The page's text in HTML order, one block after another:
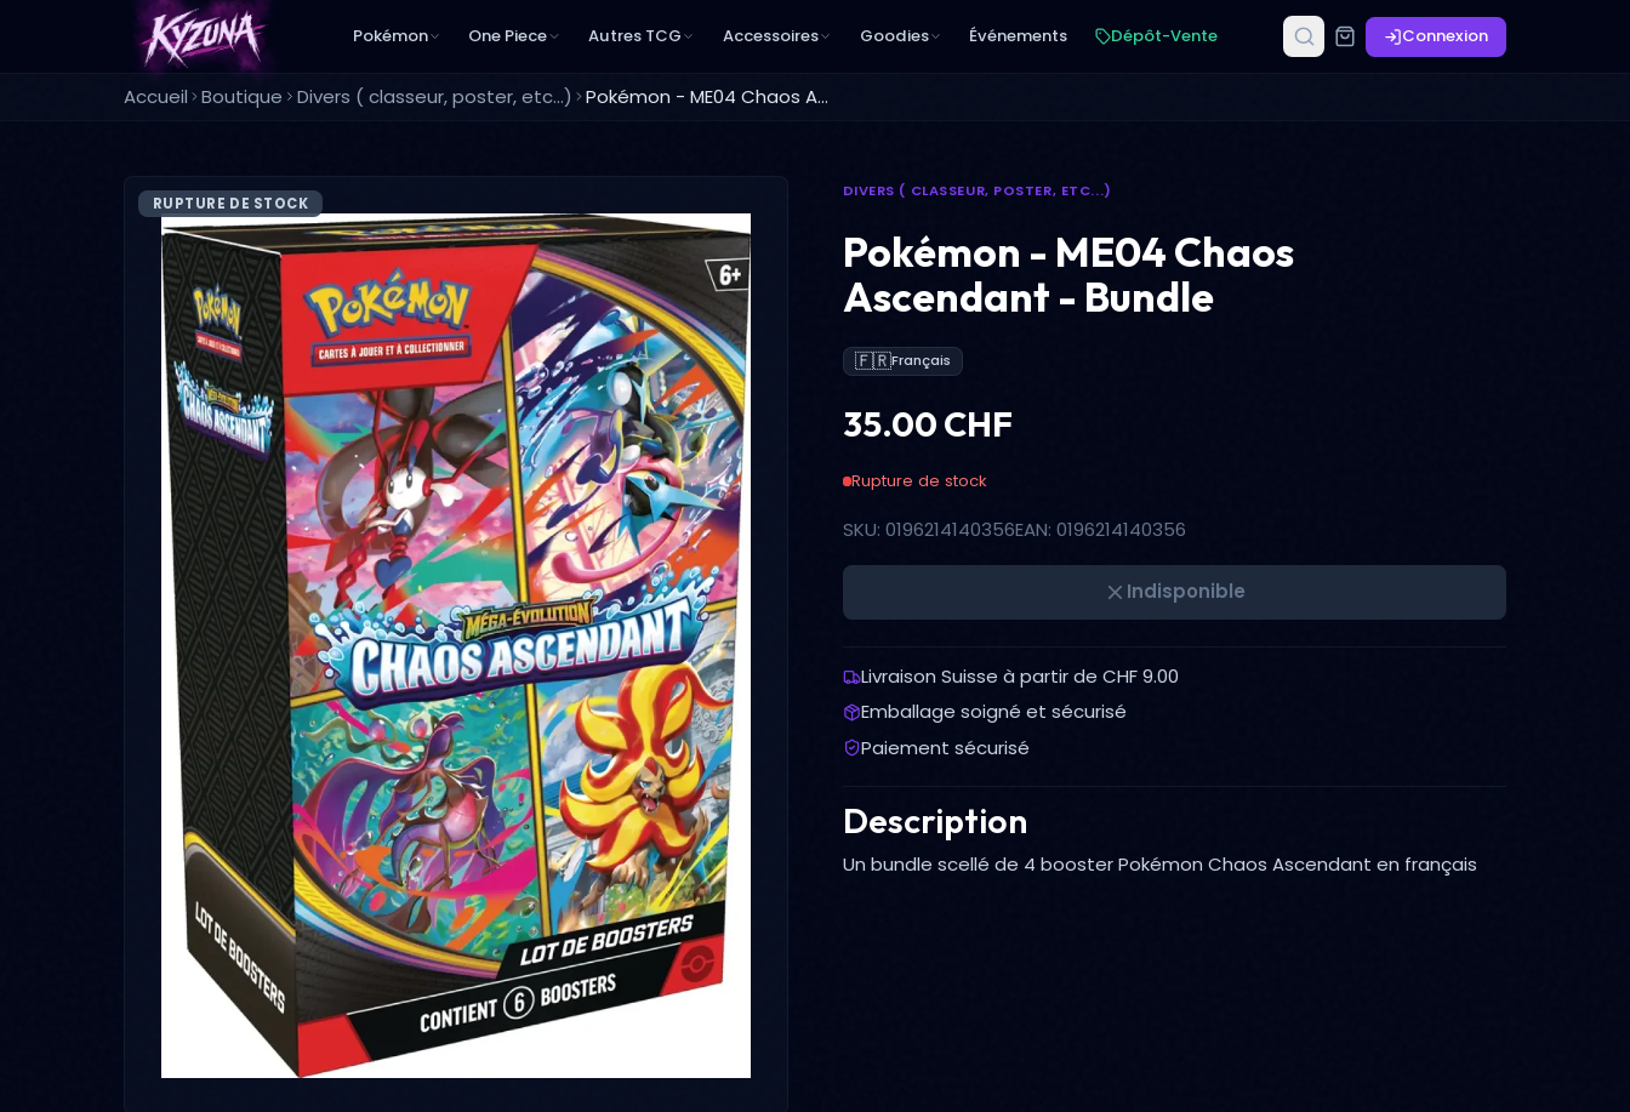
Pokémon One Piece Autres TCG Accessoires Goodies Événements Dépôt-Vente Connexion
Accueil Boutique Divers ( classeur, poster, etc...) Pokémon - ME04 Chaos Ascendant - Bundle
RUPTURE DE STOCK
DIVERS ( CLASSEUR, POSTER, ETC...)
Pokémon - ME04 Chaos
Ascendant - Bundle
🇫🇷Français
35.00 CHF
Rupture de stock
SKU: 0196214140356EAN: 0196214140356
Indisponible
Livraison Suisse à partir de CHF 9.00
Emballage soigné et sécurisé
Paiement sécurisé
Description
Un bundle scellé de 4 booster Pokémon Chaos Ascendant en français